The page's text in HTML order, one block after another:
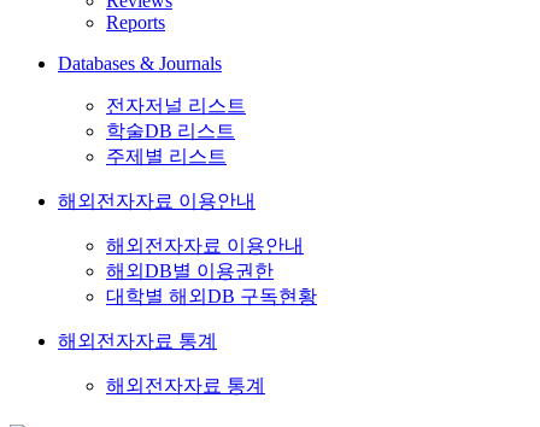
Reports
Databases & Journals
전자저널 리스트
학술DB 리스트
주제별 리스트
해외전자자료 이용안내
해외전자자료 이용안내
해외DB별 이용권한
대학별 해외DB 구독현황
해외전자자료 통계
해외전자자료 통계